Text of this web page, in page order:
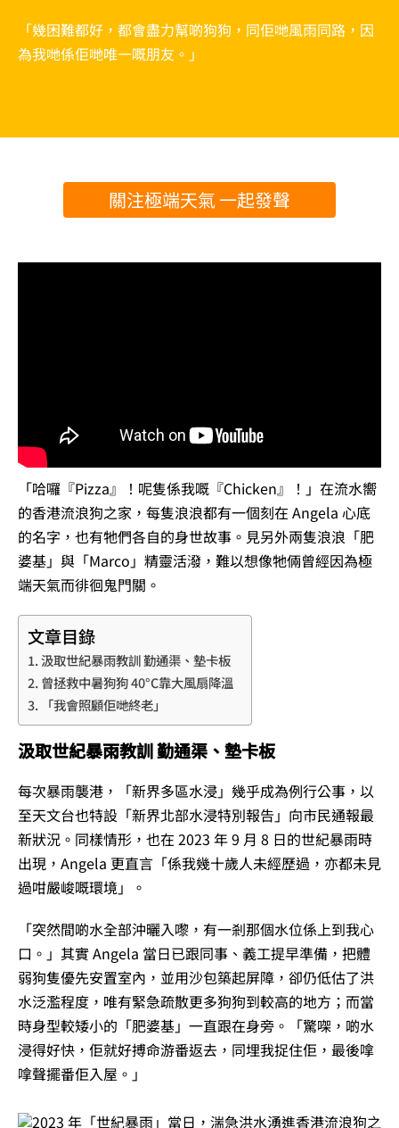
「幾困難都好，都會盡力幫啲狗狗，同佢哋風雨同路，因
為我哋係佢哋唯一嘅朋友。」
關注極端天氣 一起發聲
「哈囉『Pizza』！呢隻係我嘅『Chicken』！」在流水嚮
的香港流浪狗之家，每隻浪浪都有一個刻在 Angela 心底
的名字，也有牠們各自的身世故事。見另外兩隻浪浪「肥
婆基」與「Marco」精靈活潑，難以想像牠倆曾經因為極
端天氣而徘徊鬼門關。
文章目錄
汲取世紀暴雨教訓 勤通渠、墊卡板
曾拯救中暑狗狗 40°C靠大風扇降溫
「我會照顧佢哋終老」
汲取世紀暴雨教訓 勤通渠、墊卡板
每次暴雨襲港，「新界多區水浸」幾乎成為例行公事，以
至天文台也特設「新界北部水浸特別報告」向市民通報最
新狀況。同樣情形，也在 2023 年 9 月 8 日的世紀暴雨時
出現，Angela 更直言「係我幾十歲人未經歷過，亦都未見
過咁嚴峻嘅環境」。
「突然間啲水全部沖曬入嚟，有一剎那個水位係上到我心
口。」其實 Angela 當日已跟同事、義工提早準備，把體
弱狗隻優先安置室內，並用沙包築起屏障，卻仍低估了洪
水泛濫程度，唯有緊急疏散更多狗狗到較高的地方；而當
時身型較矮小的「肥婆基」一直跟在身旁。「驚㗎，啲水
浸得好快，佢就好搏命游番返去，同埋我捉住佢，最後嗱
嗱聲擺番佢入屋。」